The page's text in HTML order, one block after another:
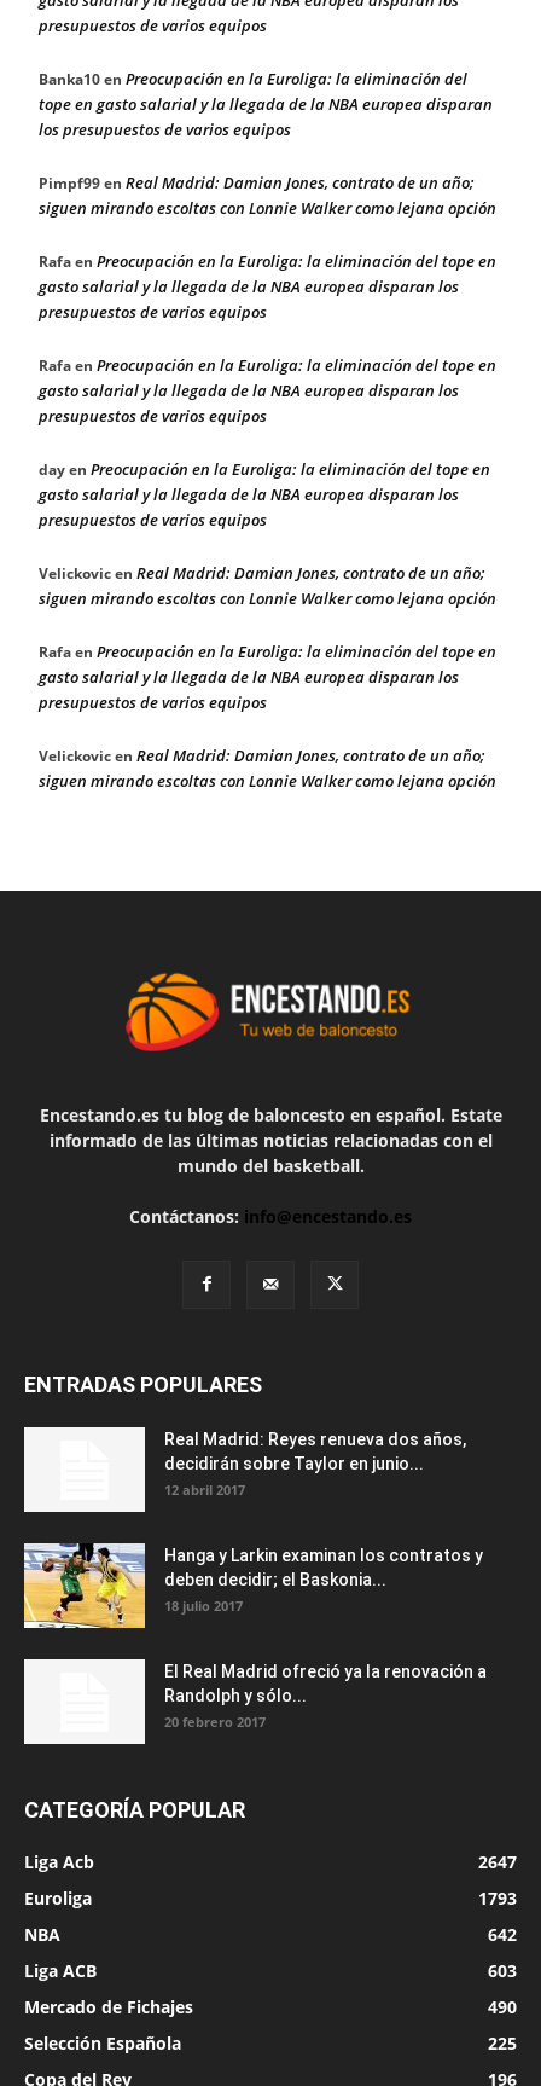
presupuestos de varios equipos
Banka10en Preocupación en la Euroliga: la eliminación del
tope en gasto salarial y la llegada de la NBA europea disparan
los presupuestos de varios equipos
Pimpf99en Real Madrid: Damian Jones, contrato de un año;
siguen mirando escoltas con Lonnie Walker como lejana opción
Rafaen Preocupación en la Euroliga: la eliminación del tope en
gasto salarial y la llegada de la NBA europea disparan los
presupuestos de varios equipos
Rafaen Preocupación en la Euroliga: la eliminación del tope en
gasto salarial y la llegada de la NBA europea disparan los
presupuestos de varios equipos
dayen Preocupación en la Euroliga: la eliminación del tope en
gasto salarial y la llegada de la NBA europea disparan los
presupuestos de varios equipos
Velickovicen Real Madrid: Damian Jones, contrato de un año;
siguen mirando escoltas con Lonnie Walker como lejana opción
Rafaen Preocupación en la Euroliga: la eliminación del tope en
gasto salarial y la llegada de la NBA europea disparan los
presupuestos de varios equipos
Velickovicen Real Madrid: Damian Jones, contrato de un año;
siguen mirando escoltas con Lonnie Walker como lejana opción
Encestando.es tu blog de baloncesto en español. Estate
informado de las últimas noticias relacionadas con el
mundo del basketball.
Contáctanos: info@encestando.es
ENTRADAS POPULARES
Real Madrid: Reyes renueva dos años,
decidirán sobre Taylor en junio...
12 abril 2017
Hanga y Larkin examinan los contratos y
deben decidir; el Baskonia...
18 julio 2017
El Real Madrid ofreció ya la renovación a
Randolph y sólo...
20 febrero 2017
CATEGORÍA POPULAR
Liga Acb
2647
Euroliga
1793
NBA
642
Liga ACB
603
Mercado de Fichajes
490
Selección Española
225
Copa del Rey
196